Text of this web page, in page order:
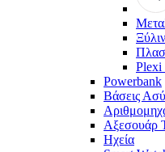
Plexi
Powerbank
Βάσεις
Αξεσουάρ
Ηχεία